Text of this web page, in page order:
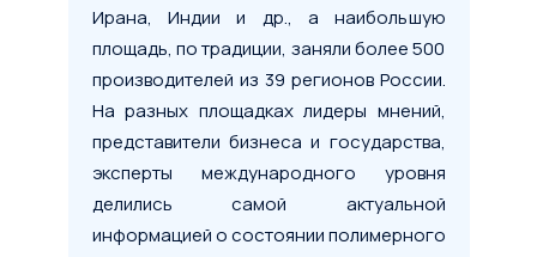
Ирана, Индии и др., а наибольшую
площадь, по традиции, заняли более 500
производителей из 39 регионов России.
На разных площадках лидеры мнений,
представители бизнеса и государства,
эксперты международного уровня
делились самой актуальной
информацией о состоянии полимерного